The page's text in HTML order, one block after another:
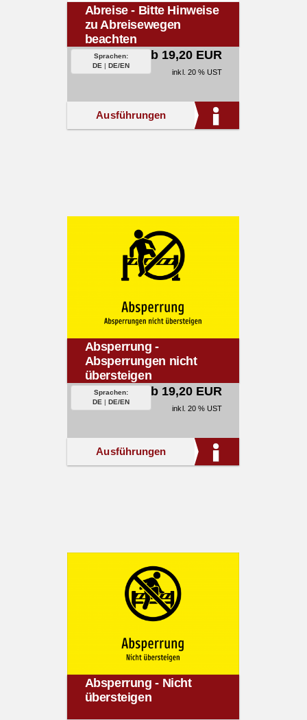
Abreise - Bitte Hinweise
zu Abreisewegen
beachten
Sprachen:
DE | DE/EN
ab 19,20 EUR
inkl. 20 % UST
Ausführungen
Absperrung -
Absperrungen nicht
übersteigen
Sprachen:
DE | DE/EN
ab 19,20 EUR
inkl. 20 % UST
Ausführungen
Absperrung - Nicht
übersteigen